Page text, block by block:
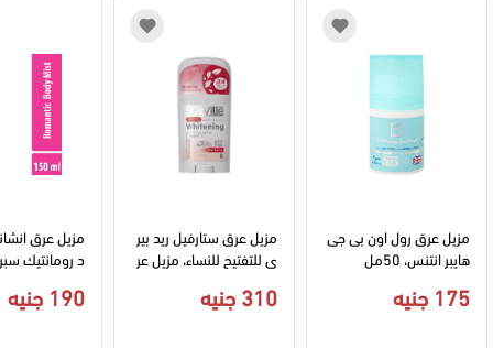
هايبر انتنس، 50مل
175 جنيه
مزيل عرق ستارفيل ريد بير
ى للتفتيح للنساء، مزيل عر
310 جنيه
مزيل عرق
190 جنيه